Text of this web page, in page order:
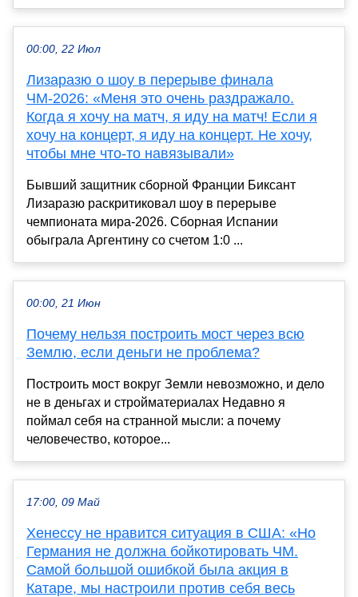
00:00, 22 Июл
Лизаразю о шоу в перерыве финала
ЧМ-2026: «Меня это очень раздражало.
Когда я хочу на матч, я иду на матч! Если я
хочу на концерт, я иду на концерт. Не хочу,
чтобы мне что-то навязывали»
Бывший защитник сборной Франции Биксант
Лизаразю раскритиковал шоу в перерыве
чемпионата мира-2026. Сборная Испании
обыграла Аргентину со счетом 1:0 ...
00:00, 21 Июн
Почему нельзя построить мост через всю
Землю, если деньги не проблема?
Построить мост вокруг Земли невозможно, и дело
не в деньгах и стройматериалах Недавно я
поймал себя на странной мысли: а почему
человечество, которое...
17:00, 09 Май
Хенессу не нравится ситуация в США: «Но
Германия не должна бойкотировать ЧМ.
Самой большой ошибкой была акция в
Катаре, мы настроили против себя весь